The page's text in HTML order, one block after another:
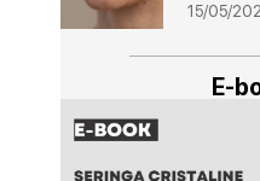
15/05/
E-